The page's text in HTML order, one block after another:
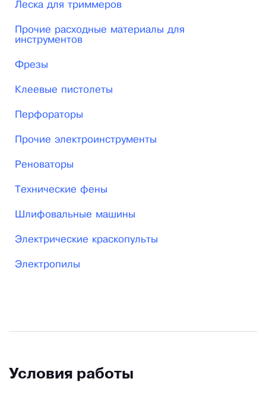
Леска для триммеров
Прочие расходные материалы для
инструментов
Фрезы
Клеевые пистолеты
Перфораторы
Прочие электроинструменты
Реноваторы
Технические фены
Шлифовальные машины
Электрические краскопульты
Электропилы
Условия работы